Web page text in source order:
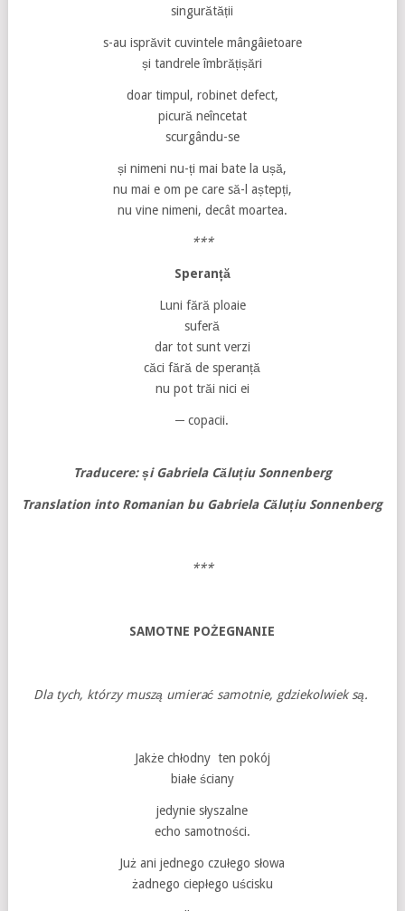
singurătății
s-au isprăvit cuvintele mângâietoare
și tandrele îmbrățișări
doar timpul, robinet defect,
picură neîncetat
scurgându-se
și nimeni nu-ți mai bate la ușă,
nu mai e om pe care să-l aștepți,
nu vine nimeni, decât moartea.
***
Speranță
Luni fără ploaie
suferă
dar tot sunt verzi
căci fără de speranță
nu pot trăi nici ei
─ copacii.
Traducere: și Gabriela Căluțiu Sonnenberg
Translation into Romanian bu Gabriela Căluțiu Sonnenberg
***
SAMOTNE POŻEGNANIE
Dla tych, którzy muszą umierać samotnie, gdziekolwiek są.
Jakże chłodny ten pokój
białe ściany
jedynie słyszalne
echo samotności.
Już ani jednego czułego słowa
żadnego ciepłego uścisku